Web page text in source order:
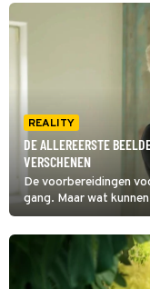
REALITY
DE ALLEREERSTE
VERSCHENEN
De voorbereidingen
gang. Maar wat